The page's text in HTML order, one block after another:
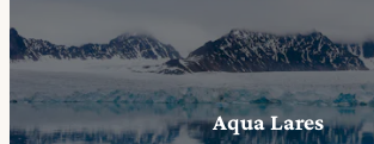
Aqua Lares